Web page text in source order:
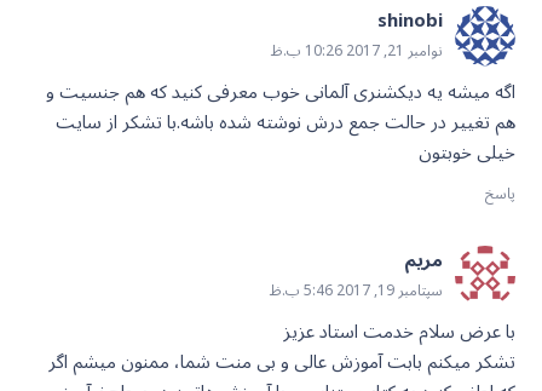
shinobi
نوامبر 21, 2017 10:26 ب.ظ
اگه میشه یه دیکشنری آلمانی خوب معرفی کنید که هم جنسیت و
هم تغییر در حالت جمع درش نوشته شده باشه.با تشکر از سایت
خیلی خوبتون
پاسخ
مریم
سپتامبر 19, 2017 5:46 ب.ظ
با عرض سلام خدمت استاد عزیز
تشکر میکنم بابت آموزش عالی و بی منت شما، ممنون میشم اگر